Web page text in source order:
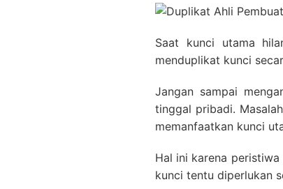
Saat kunci utama
menduplikat kunci
Jangan sampai
tinggal pribadi.
memanfaatkan kunci
Hal ini karena
kunci tentu diperlukan